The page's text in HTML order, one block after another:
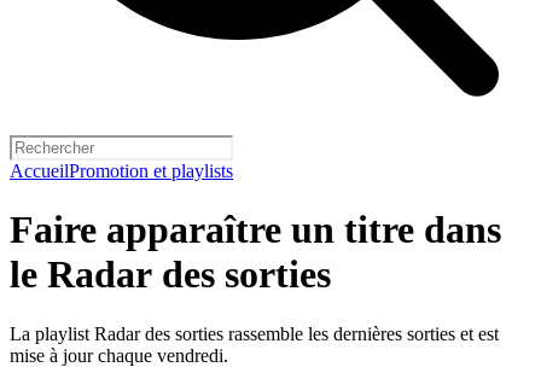
AccueilPromotion et playlists
Faire apparaître un titre dans
le Radar des sorties
La playlist Radar des sorties rassemble les dernières sorties et est
mise à jour chaque vendredi.